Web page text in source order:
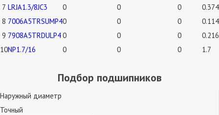
7 LRJA1.3/8JC3 0 0 0
0.374
8 7006A5TRSUMP40 0 0
0.114
9 7908A5TRDULP40 0 0
0.216
10NP1.7/16 0 0 0 1.7
Подбор подшипников
Наружный диаметр
Точный